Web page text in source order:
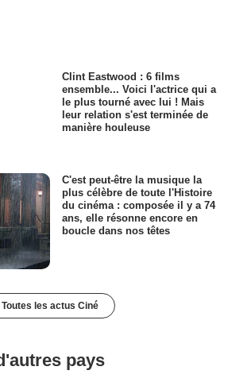
Clint Eastwood : 6 films
ensemble... Voici l'actrice qui a
le plus tourné avec lui ! Mais
leur relation s'est terminée de
manière houleuse
C'est peut-être la musique la
plus célèbre de toute l'Histoire
du cinéma : composée il y a 74
ans, elle résonne encore en
boucle dans nos têtes
Toutes les actus Ciné
pays